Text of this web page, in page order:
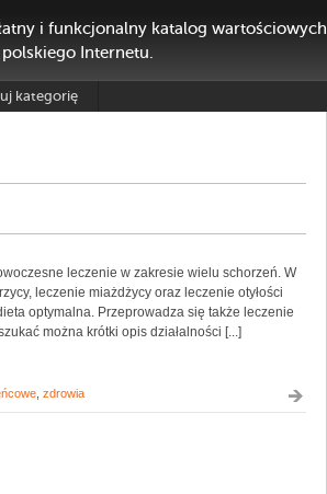
i funkcjonalny katalog wartościowych
Internetu.
kategorię
leczenie w zakresie wielu schorzeń. W
leczenie miażdżycy oraz leczenie otyłości
optymalna. Przeprowadza się także leczenie
można krótki opis działalności [...]
zdrowia